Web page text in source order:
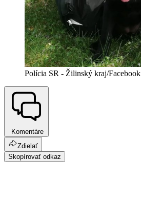
Polícia SR - Žilinský kraj/Facebook
Komentáre
Zdielať
Skopírovať odkaz